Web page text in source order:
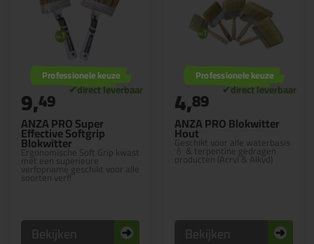
ANZA PRO Super
Effective Softgrip
Blokwitter
Ergonomische Soft Grip kwast
met een superieure
verfopname geschikt voor alle
soorten verf!
Professionele keuze
9,49
Bekijken
ANZA PRO Blokwitter
Hout
Geschikt voor alle waterbasis
💧 & terpentine gedragen
producten (Acryl & Alkyd)
Professionele keuze
4,89
Bekijken